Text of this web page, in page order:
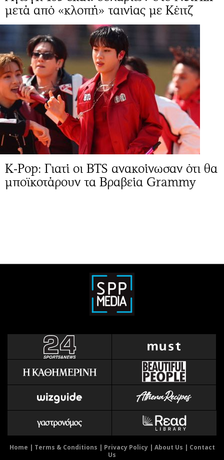
μετά από «κλοπή» ταινίας με Κέιτζ
K-Pop: Γιατί οι BTS ανακοίνωσαν ότι θα
μποϊκοτάρουν τα Βραβεία Grammy
Home | Terms & Conditions | Privacy Policy| About Us | Contact
Us